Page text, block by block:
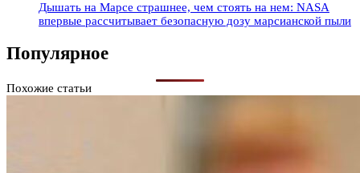
Дышать на Марсе страшнее, чем стоять на нем: NASA
впервые рассчитывает безопасную дозу марсианской пыли
Популярное
Похожие статьи